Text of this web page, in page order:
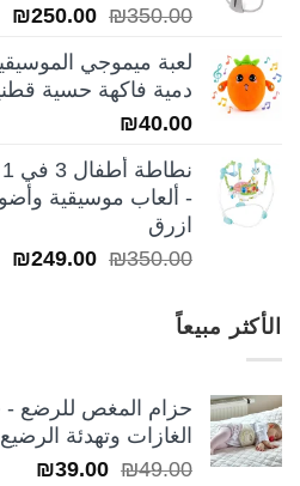
₪350.00
السعر
هو:
₪350.00.
₪250.00
لعبة ميموجي
دمية فاكهة حسية
₪40.00
- ألعاب موسيقية
ازرق
₪350.00
السعر ₪249.00
الأكثر مبيعاً
حزام المغص للرضع -
الغازات وتهدئة الرضيع
₪49.00
السعر₪39.00